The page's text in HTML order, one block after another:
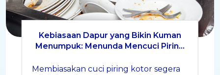
Kebiasaan Dapur yang Bikin Kuman
Menumpuk: Menunda Mencuci Piring
Membiasakan cuci piring kotor segera